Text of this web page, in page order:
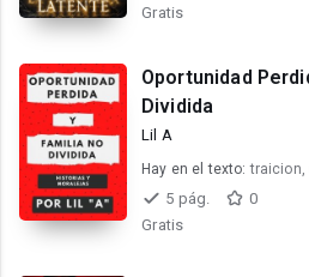
Gratis
Oportunidad
Dividida
Lil A
Hay en el texto:traicion,
5 pág.
0
Gratis